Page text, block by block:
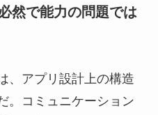
然で能力の問題では
、アプリ設計上の構造
。コミュニケーション